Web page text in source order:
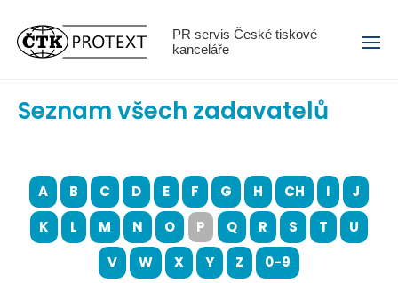
PR servis České tiskové
kanceláře
Menu
Seznam všech zadavatelů
A B C D E F G H CH I
J
K
L M N O P Q R S T
U
V
W X Y Z 0-9